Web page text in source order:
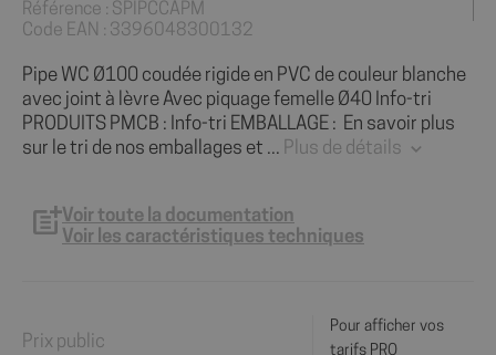
Référence : SPIPCCAPM
Code EAN : 3396048300132
Pipe WC Ø100 coudée rigide en PVC de couleur blanche
avec joint à lèvre Avec piquage femelle Ø40 Info-tri
PRODUITS PMCB : Info-tri EMBALLAGE : En savoir plus
sur le tri de nos emballages et ... Plus de détails
Voir toute la documentation
Voir les caractéristiques techniques
Prix public
Pour afficher vos
tarifs PRO